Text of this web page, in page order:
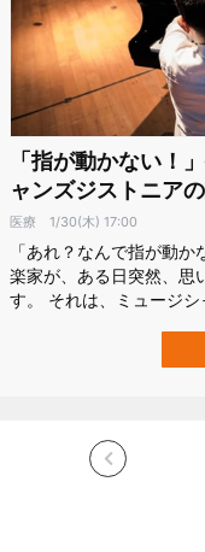
「指が動かない！
ャンズジストニア
医療 1/30(木) 17:00
「あれ？なんで指が動
楽家が、ある日突然、思
す。 それは、ミュージ
人なら誰でも起こりう
体に迫っていきます。